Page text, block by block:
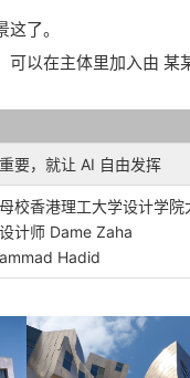
了。
可以在主体里加入由 某
要，就让 AI 自由发挥
校香港理工大学设计学院
计师 Dame Zaha
Hadid